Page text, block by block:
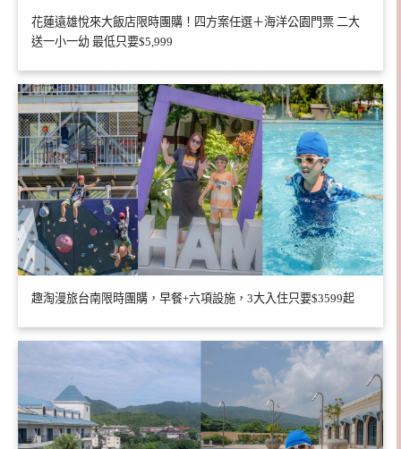
花蓮遠雄悅來大飯店限時團購！四方案任選＋海洋公園門票 二大
送一小一幼 最低只要$5,999
趣淘漫旅台南限時團購，早餐+六項設施，3大入住只要$3599起